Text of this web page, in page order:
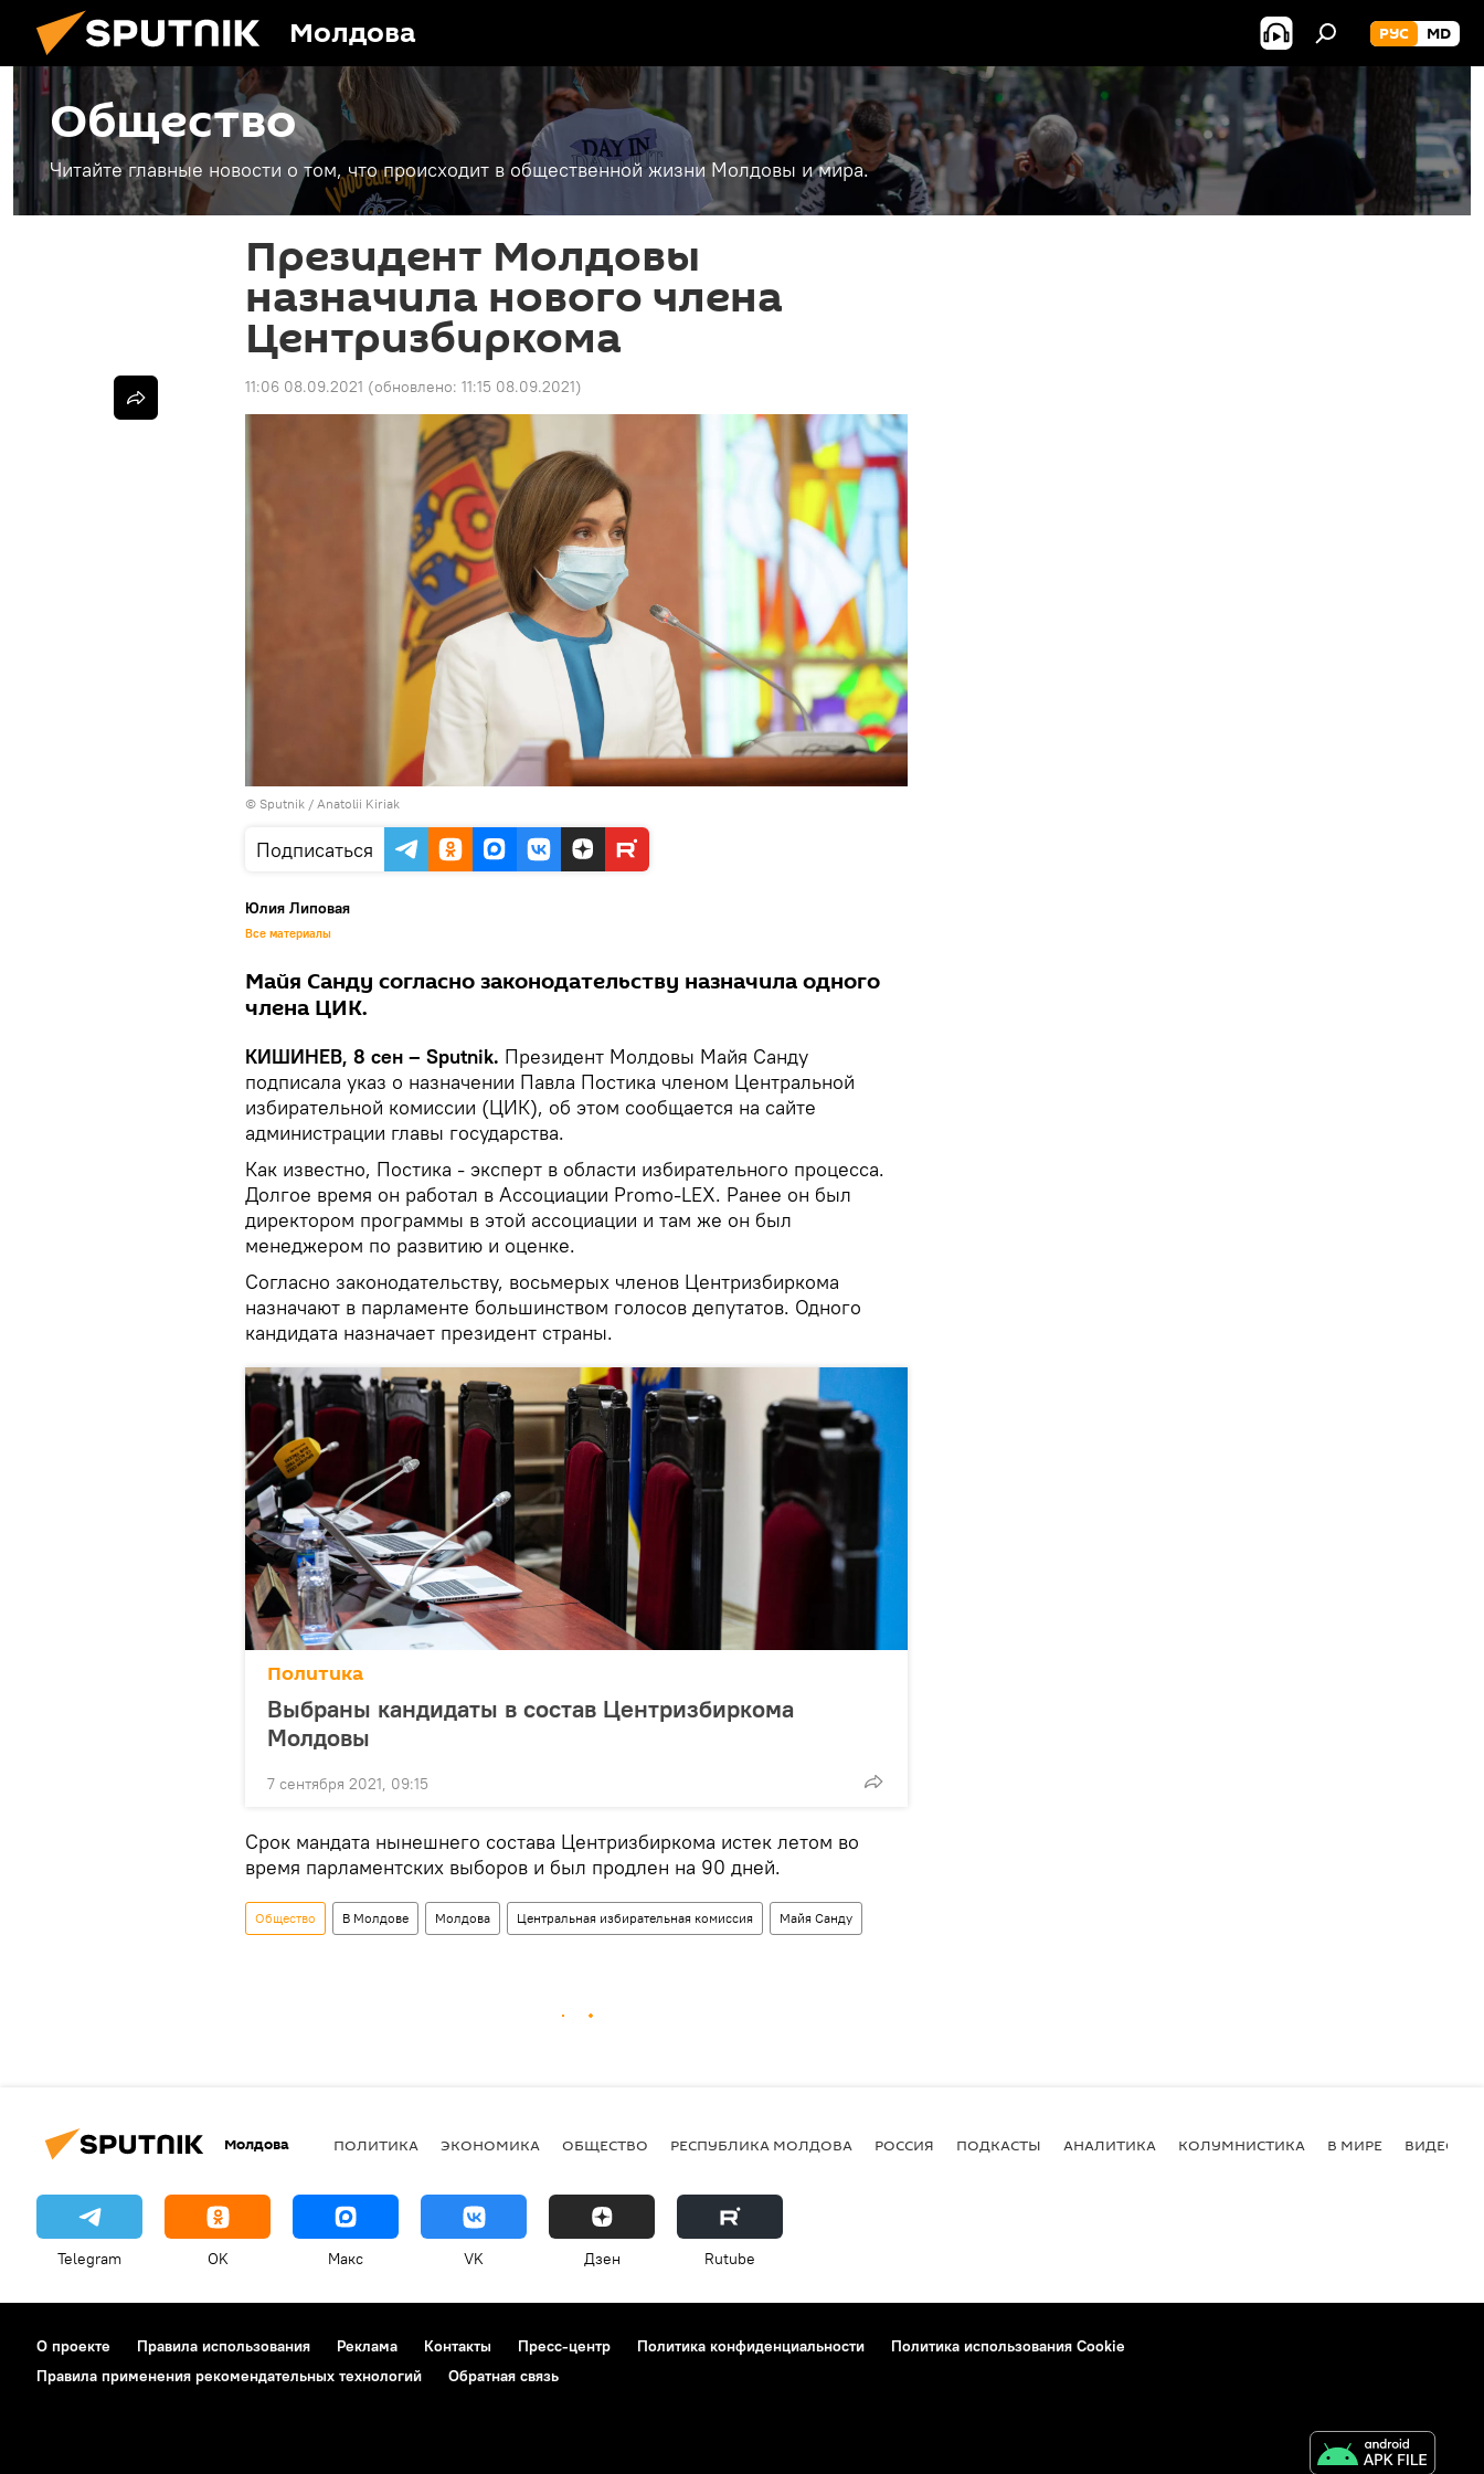
Молдова РУС MD
Общество
Читайте главные новости о том, что происходит в общественной жизни Молдовы и мира.
Президент Молдовы
назначила нового члена
Центризбиркома
11:06 08.09.2021 (обновлено: 11:15 08.09.2021)
© Sputnik / Anatolii Kiriak
Подписаться
Юлия Липовая
Все материалы
Майя Санду согласно законодательству назначила одного
члена ЦИК.
КИШИНЕВ, 8 сен – Sputnik. Президент Молдовы Майя Санду
подписала указ о назначении Павла Постика членом Центральной
избирательной комиссии (ЦИК), об этом сообщается на сайте
администрации главы государства.
Как известно, Постика - эксперт в области избирательного процесса.
Долгое время он работал в Ассоциации Promo-LEX. Ранее он был
директором программы в этой ассоциации и там же он был
менеджером по развитию и оценке.
Согласно законодательству, восьмерых членов Центризбиркома
назначают в парламенте большинством голосов депутатов. Одного
кандидата назначает президент страны.
Политика
Выбраны кандидаты в состав Центризбиркома
Молдовы
7 сентября 2021, 09:15
Срок мандата нынешнего состава Центризбиркома истек летом во
время парламентских выборов и был продлен на 90 дней.
Общество В Молдове Молдова Центральная избирательная комиссия Майя Санду
Молдова ПОЛИТИКА ЭКОНОМИКА ОБЩЕСТВО РЕСПУБЛИКА МОЛДОВА РОССИЯ ПОДКАСТЫ АНАЛИТИКА КОЛУМНИСТИКА В МИРЕ ВИДЕО
Telegram OK Макс VK Дзен Rutube
О проекте Правила использования Реклама Контакты Пресс-центр Политика конфиденциальности
Политика использования Cookie
Правила применения рекомендательных технологий
Обратная связь